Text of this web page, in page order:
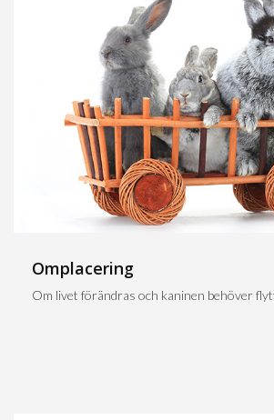
Omplacering
Om livet förändras och kaninen behöver